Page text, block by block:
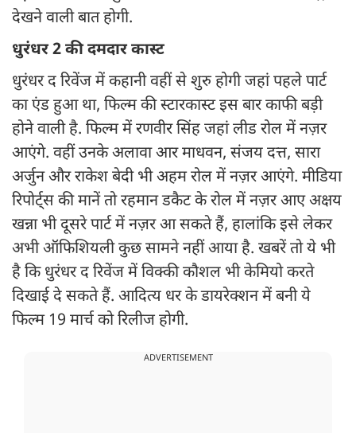
देखने वाली बात होगी.
धुरंधर 2 की दमदार कास्ट
धुरंधर द रिवेंज में कहानी वहीं से शुरु होगी जहां पहले पार्ट
का एंड हुआ था, फिल्म की स्टारकास्ट इस बार काफी बड़ी
होने वाली है. फिल्म में रणवीर सिंह जहां लीड रोल में नज़र
आएंगे. वहीं उनके अलावा आर माधवन, संजय दत्त, सारा
अर्जुन और राकेश बेदी भी अहम रोल में नज़र आएंगे. मीडिया
रिपोर्ट्स की मानें तो रहमान डकैट के रोल में नज़र आए अक्षय
खन्ना भी दूसरे पार्ट में नज़र आ सकते हैं, हालांकि इसे लेकर
अभी ऑफिशियली कुछ सामने नहीं आया है. खबरें तो ये भी
है कि धुरंधर द रिवेंज में विक्की कौशल भी केमियो करते
दिखाई दे सकते हैं. आदित्य धर के डायरेक्शन में बनी ये
फिल्म 19 मार्च को रिलीज होगी.
ADVERTISEMENT